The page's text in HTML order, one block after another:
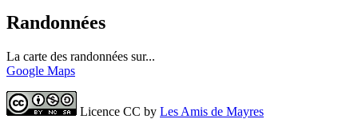
Randonnées
La carte des randonnées sur...
Google Maps
Licence CC by Les Amis de Mayres